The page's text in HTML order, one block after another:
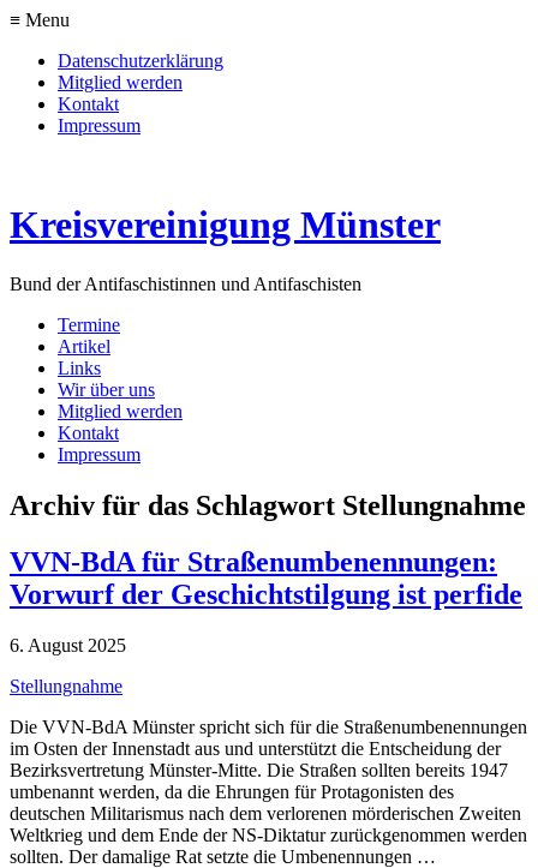
≡ Menu
Datenschutzerklärung
Mitglied werden
Kontakt
Impressum
Kreisvereinigung Münster
Bund der Antifaschistinnen und Antifaschisten
Termine
Artikel
Links
Wir über uns
Mitglied werden
Kontakt
Impressum
Archiv für das Schlagwort Stellungnahme
VVN-BdA für Straßenumbenennungen:
Vorwurf der Geschichtstilgung ist perfide
6. August 2025
Stellungnahme
Die VVN-BdA Münster spricht sich für die Straßenumbenennungen
im Osten der Innenstadt aus und unterstützt die Entscheidung der
Bezirksvertretung Münster-Mitte. Die Straßen sollten bereits 1947
umbenannt werden, da die Ehrungen für Protagonisten des
deutschen Militarismus nach dem verlorenen mörderischen Zweiten
Weltkrieg und dem Ende der NS-Diktatur zurückgenommen werden
sollten. Der damalige Rat setzte die Umbenennungen …